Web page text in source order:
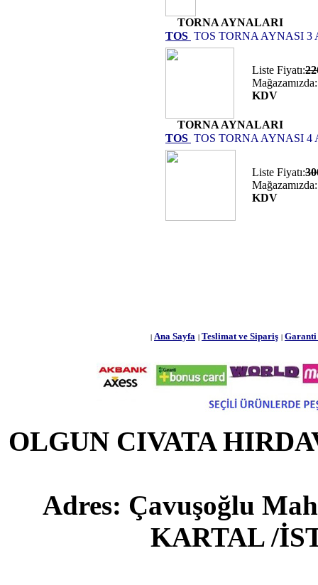
TORNA AYNALARI
TOS TOS TORNA AYNASI 3
Liste Fiyatı:
Mağazamızda:
KDV
TORNA AYNALARI
TOS TOS TORNA AYNASI 4
Liste Fiyatı:
Mağazamızda:
KDV
| Ana Sayfa | Teslimat ve Sipariş | Garanti
OLGUN CIVATA
Adres: Çavuşoğlu
KARTAL /